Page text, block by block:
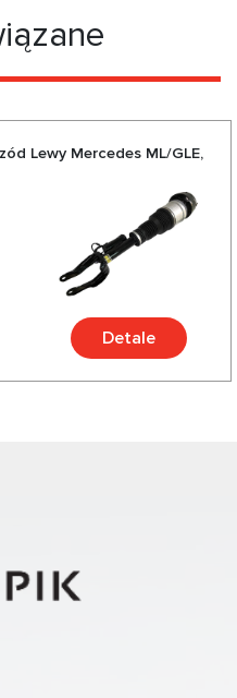
Lewy Mercedes ML/GLE,
Detale